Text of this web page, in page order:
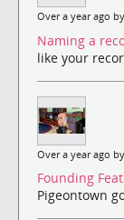
Over a year ago by
Naming a
like your
Over a year ago by
Founding
Pigeontown